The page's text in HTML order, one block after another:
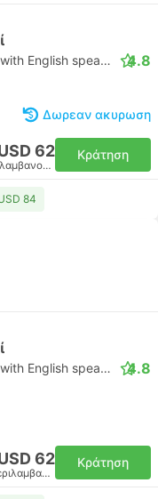
Daytrip private transfer with English speaking driver 4.8
Δωρεαν ακυρωση
62
όχημα, όλα συμπεριλαμβανομένου
Κράτηση
84
Daytrip private transfer with English speaking driver 4.8
62
όχημα, όλα συμπεριλαμβανομένου
Κράτηση